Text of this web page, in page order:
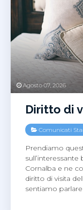
Agosto 07, 2026
Diritto di
Comunicati
Prendiamo
sull’interessante
Cornalba e ne
diritto di visita
sentiamo